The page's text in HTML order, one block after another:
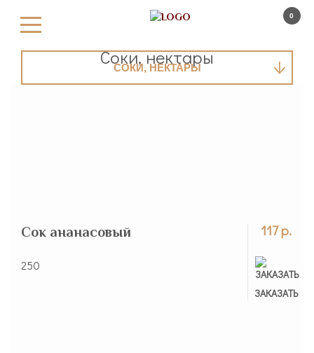
0
Безалкогольные напитки
СОКИ, НЕКТАРЫ
Соки, нектары
117 р.
ЗАКАЗАТЬ
ЗАКАЗАНО
Сок ананасовый
250